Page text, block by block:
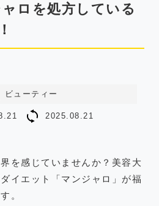
出かけ情報
情報
ネス情報
ャロを処方している
ビューティー
2025.08.21
を感じていませんか？美容大
イエット「マンジャロ」が福
。